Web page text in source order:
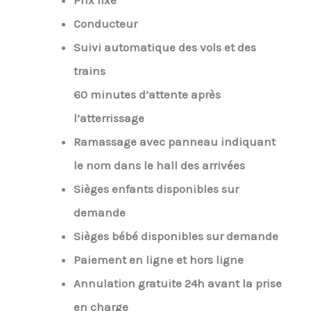
Conducteur
Suivi automatique des vols et des
trains
60 minutes d’attente après
l’atterrissage
Ramassage avec panneau indiquant
le nom dans le hall des arrivées
Sièges enfants disponibles sur
demande
Sièges bébé disponibles sur demande
Paiement en ligne et hors ligne
Annulation gratuite 24h avant la prise
en charge